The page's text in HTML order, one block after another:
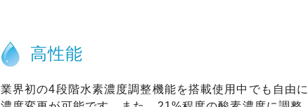
高性能
業界初の4段階水素濃度調整機能を搭載使用中でも自由に